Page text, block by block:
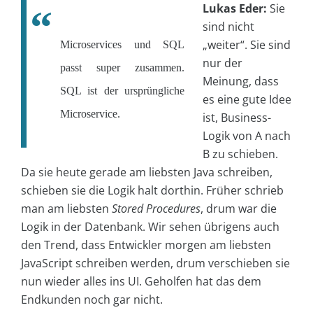
Microservices und SQL
passt super zusammen.
SQL ist der ursprüngliche
Microservice.
Lukas Eder: Sie
sind nicht
„weiter“. Sie sind
nur der
Meinung, dass
es eine gute Idee
ist, Business-
Logik von A nach
B zu schieben.
Da sie heute gerade am liebsten Java schreiben,
schieben sie die Logik halt dorthin. Früher schrieb
man am liebsten Stored Procedures, drum war die
Logik in der Datenbank. Wir sehen übrigens auch
den Trend, dass Entwickler morgen am liebsten
JavaScript schreiben werden, drum verschieben sie
nun wieder alles ins UI. Geholfen hat das dem
Endkunden noch gar nicht.